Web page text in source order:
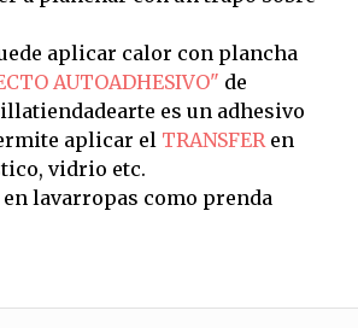
aplicar calor con plancha
AUTOADHESIVO" de
es un adhesivo
aplicar el TRANSFERen
vidrio etc.
en lavarropas como prenda